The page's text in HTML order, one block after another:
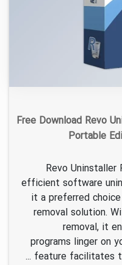
۱
Free Download Revo
Portable
Revo
efficient software
it a preferred
removal solution.
removal, it
programs linger on
feature facilitates